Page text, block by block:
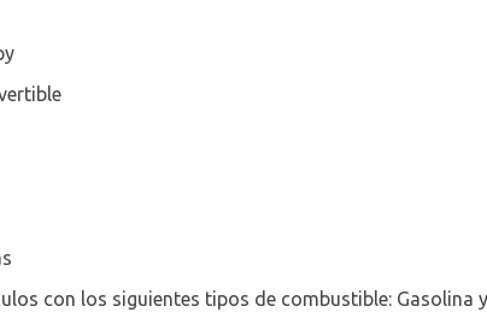
con los siguientes tipos de combustible: Gasolina